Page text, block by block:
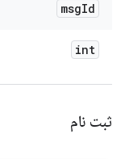
msgId
int
ثبت نام